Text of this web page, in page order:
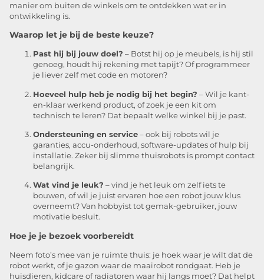
manier om buiten de winkels om te ontdekken wat er in
ontwikkeling is.
Waarop let je bij de beste keuze?
Past hij bij jouw doel? – Botst hij op je meubels, is hij stil
genoeg, houdt hij rekening met tapijt? Of programmeer
je liever zelf met code en motoren?
Hoeveel hulp heb je nodig bij het begin? – Wil je kant-
en-klaar werkend product, of zoek je een kit om
technisch te leren? Dat bepaalt welke winkel bij je past.
Ondersteuning en service – ook bij robots wil je
garanties, accu-onderhoud, software-updates of hulp bij
installatie. Zeker bij slimme thuisrobots is prompt contact
belangrijk.
Wat vind je leuk? – vind je het leuk om zelf iets te
bouwen, of wil je juist ervaren hoe een robot jouw klus
overneemt? Van hobbyist tot gemak-gebruiker, jouw
motivatie besluit.
Hoe je je bezoek voorbereidt
Neem foto’s mee van je ruimte thuis: je hoek waar je wilt dat de
robot werkt, of je gazon waar de maairobot rondgaat. Heb je
huisdieren, kidcare of radiatoren waar hij langs moet? Dat helpt